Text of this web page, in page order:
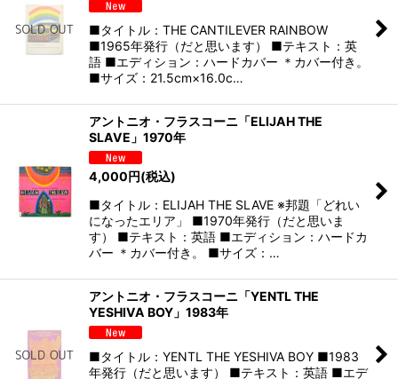
■タイトル：THE CANTILEVER RAINBOW
■1965年発行（だと思います） ■テキスト：英
語 ■エディション：ハードカバー ＊カバー付き。
■サイズ：21.5cm×16.0c…
アントニオ・フラスコーニ「ELIJAH THE
SLAVE」1970年
4,000円(税込)
■タイトル：ELIJAH THE SLAVE ※邦題「どれい
になったエリア」 ■1970年発行（だと思いま
す） ■テキスト：英語 ■エディション：ハードカ
バー ＊カバー付き。 ■サイズ：…
アントニオ・フラスコーニ「YENTL THE
YESHIVA BOY」1983年
■タイトル：YENTL THE YESHIVA BOY ■1983
年発行（だと思います） ■テキスト：英語 ■エデ